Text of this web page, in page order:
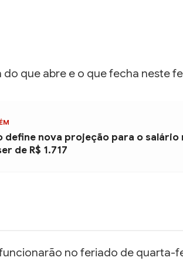
do que abre e o que fecha neste
define nova projeção para o salário
de R$ 1.717
no feriado de quarta-